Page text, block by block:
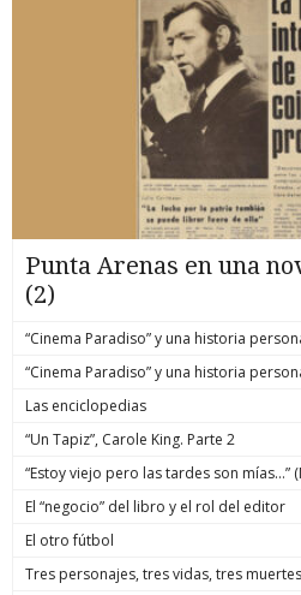
Punta Arenas en una
(2)
“Cinema Paradiso” y una historia
“Cinema Paradiso” y una historia
Las enciclopedias
“Un Tapiz”, Carole King. Parte 2
“Estoy viejo pero las tardes son mías…”
El “negocio” del libro y el rol del editor
El otro fútbol
Tres personajes, tres vidas, tres